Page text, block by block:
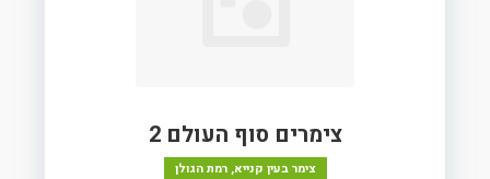
צימרים סוף העולם 2
צימר בעין קנייא, רמת הגולן